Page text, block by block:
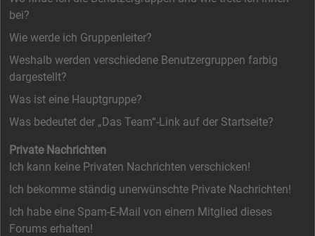
bei?
Wie werde ich Gruppenleiter?
Weshalb werden verschiedene Benutzergruppen farbig
dargestellt?
Was ist eine Hauptgruppe?
Was bedeutet der „Das Team“-Link auf der Startseite?
Private Nachrichten
Ich kann keine Privaten Nachrichten verschicken!
Ich bekomme ständig unerwünschte Private Nachrichten!
Ich habe eine Spam-E-Mail von einem Mitglied dieses
Forums erhalten!